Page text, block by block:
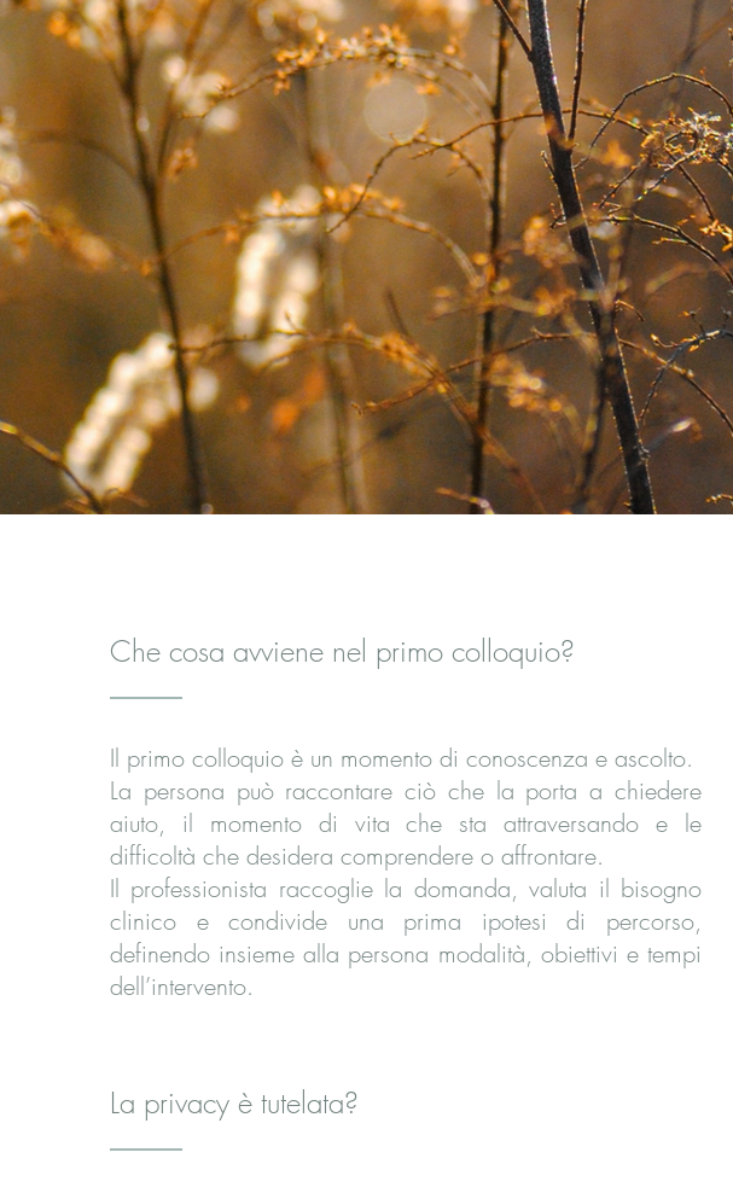
Che cosa avviene nel primo colloquio?
Il primo colloquio è un momento di conoscenza e ascolto.
La persona può raccontare ciò che la porta a chiedere
aiuto, il momento di vita che sta attraversando e le
difficoltà che desidera comprendere o affrontare.
Il professionista raccoglie la domanda, valuta il bisogno
clinico e condivide una prima ipotesi di percorso,
definendo insieme alla persona modalità, obiettivi e tempi
dell’intervento.
La privacy è tutelata?